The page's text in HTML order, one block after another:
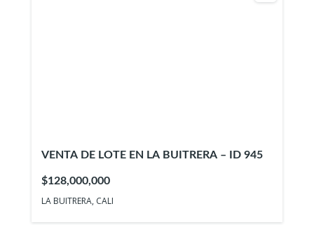
VENTA DE LOTE EN LA BUITRERA – ID 945
$128,000,000
LA BUITRERA, CALI